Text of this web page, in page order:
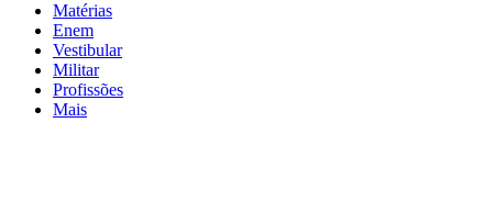
Matérias
Enem
Vestibular
Militar
Profissões
Mais